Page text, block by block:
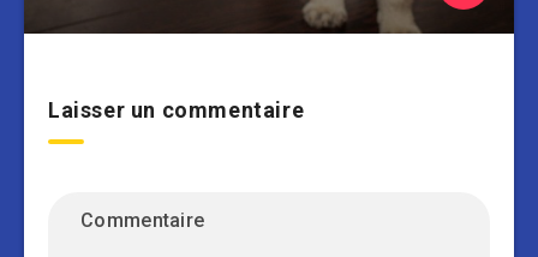
Laisser un commentaire